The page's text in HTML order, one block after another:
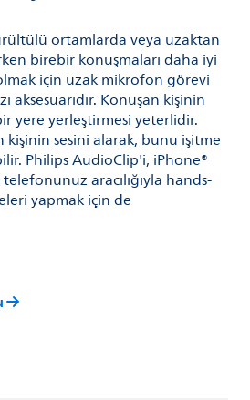
ortamlarda veya uzaktan
birebir konuşmaları daha iyi
için uzak mikrofon görevi
aksesuarıdır. Konuşan kişinin
yere yerleştirmesi yeterlidir.
sesini alarak, bunu işitme
Philips AudioClip'i, iPhone®
aracılığıyla hands-
yapmak için de